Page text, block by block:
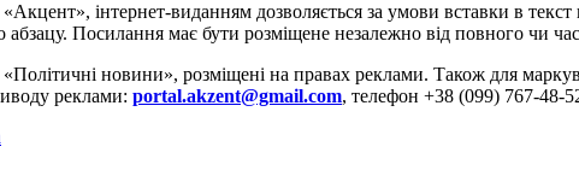
інтернет-виданням дозволяється за умови вставки в
Посилання має бути розміщене незалежно від повного чи
новини», розміщені на правах реклами. Також для
реклами: portal.akzent@gmail.com, телефон +38 (099) 767-48-